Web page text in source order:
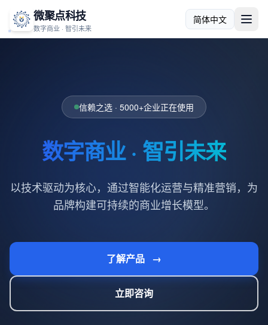
微聚点科技
数字商业 · 智引未来
信赖之选 · 5000+企业正在使用
数字商业 · 智引未来
以技术驱动为核心，通过智能化运营与精准营销，为
品牌构建可持续的商业增长模型。
了解产品 →
立即咨询